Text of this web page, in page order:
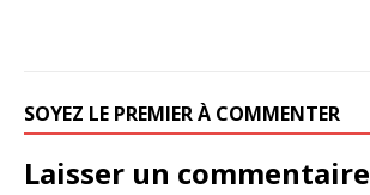
SOYEZ LE PREMIER À COMMENTER
Laisser un commentaire